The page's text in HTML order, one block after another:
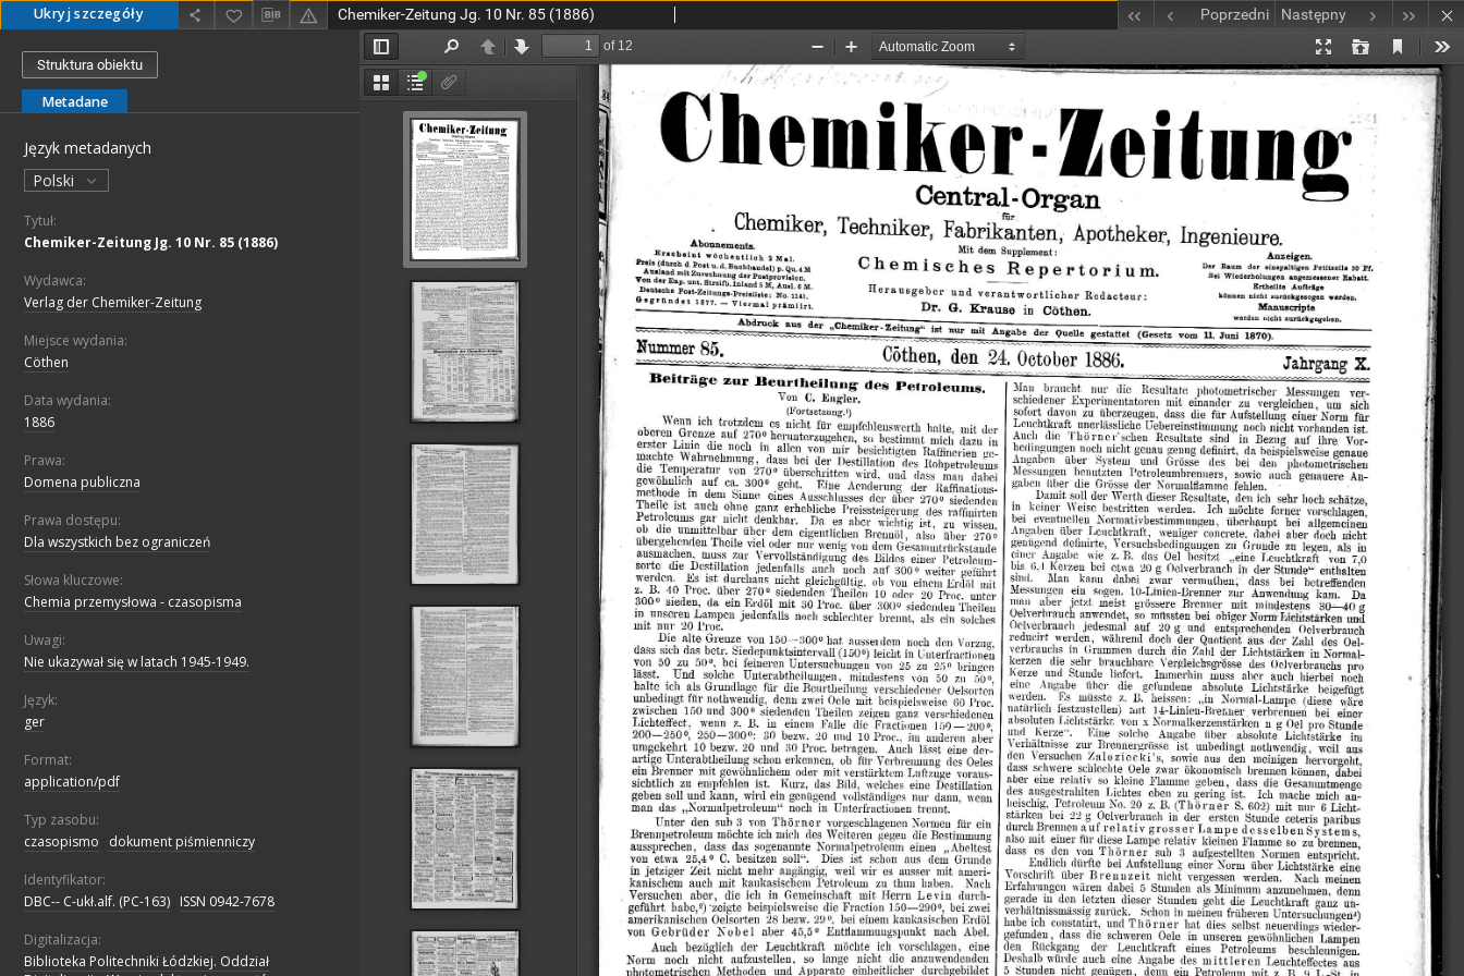
Ukryj szczegóły Chemiker-Zeitung Jg. 10 Nr. 85 (1886) Poprzedni Następny
Struktura obiektu
Metadane
Język metadanych
Polski
Tytuł:
Chemiker-Zeitung Jg. 10 Nr. 85 (1886)
Wydawca:
Verlag der Chemiker-Zeitung
Miejsce wydania:
Cöthen
Data wydania:
1886
Prawa:
Domena publiczna
Prawa dostępu:
Dla wszystkich bez ograniczeń
Słowa kluczowe:
Chemia przemysłowa - czasopisma
Uwagi:
Nie ukazywał się w latach 1945-1949.
Język:
ger
Format:
application/pdf
Typ zasobu:
czasopismo
dokument piśmienniczy
Identyfikator:
DBC-- C-ukł.alf. (PC-163) ISSN 0942-7678
Digitalizacja:
Biblioteka Politechniki Łódzkiej. Oddział